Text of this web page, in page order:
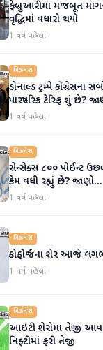
ફેબ્રુઆરીમાં મજબૂત
વૃદ્ધિમાં વધારો થયો
1 વર્ષ પહેલા
બિઝનેસ
ડોનાલ્ડ ટ્રમ્પે કોંગ્રેસના
પારસ્પરિક ટેરિફ શું છે?
1 વર્ષ પહેલા
બિઝનેસ
સેન્સેક્સ ૮૦૦ પોઈન્ટ
કેમ વધી રહ્યું છે? જાણો...
1 વર્ષ પહેલા
બિઝનેસ
કોફોર્જના શેર આજે
1 વર્ષ પહેલા
બિઝનેસ
આઇટી શેરોમાં તેજી
નિફ્ટીમાં ફરી તેજી